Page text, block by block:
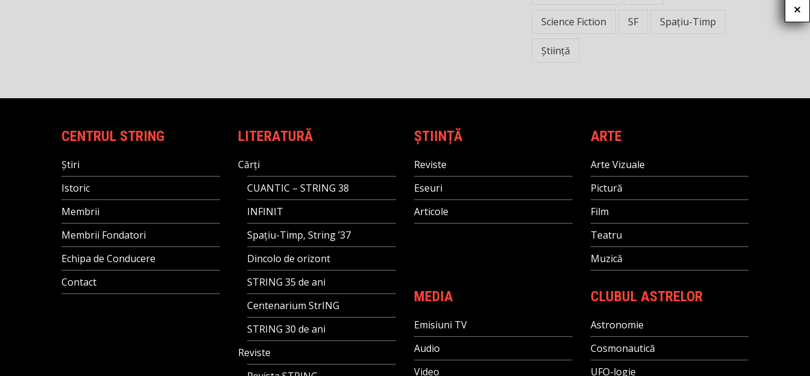
Science Fiction SF Spațiu-Timp
Știință
CENTRUL STRING
Știri
Istoric
Membrii
Membrii Fondatori
Echipa de Conducere
Contact
LITERATURĂ
Cărți
CUANTIC – STRING 38
INFINIT
Spațiu-Timp, String ’37
Dincolo de orizont
STRING 35 de ani
Centenarium StrING
STRING 30 de ani
Reviste
ȘTIINȚĂ
Reviste
Eseuri
Articole
ARTE
Arte Vizuale
Pictură
Film
Teatru
Muzică
MEDIA
Emisiuni TV
Audio
Video
CLUBUL ASTRELOR
Astronomie
Cosmonautică
UFO-logie